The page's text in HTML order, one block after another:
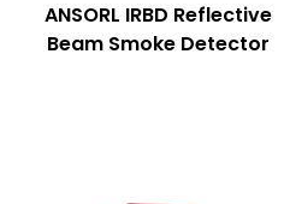
ANSORL IRBD Reflective
Beam Smoke Detector